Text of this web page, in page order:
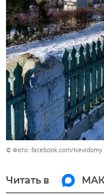
© Фото: facebook.com/Nevidomy
Читать в